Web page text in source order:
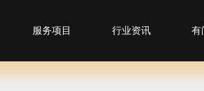
服务项目 行业资讯 有